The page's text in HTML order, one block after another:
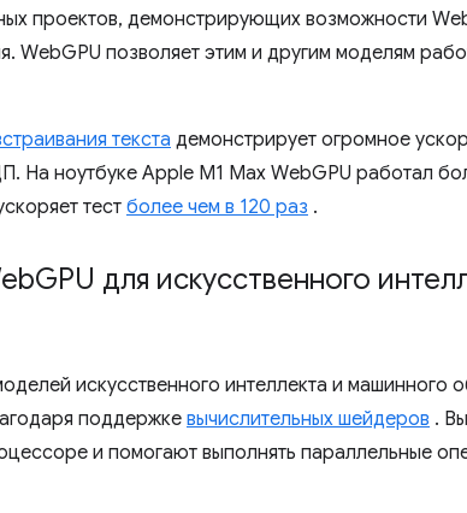
проектов, демонстрирующих возможности
WebGPU позволяет этим и другим моделям
текста демонстрирует огромное
На ноутбуке Apple M1 Max WebGPU работал
тестболее чем в 120 раз .
GPU для искусственного
искусственного интеллекта и машинного
поддержке вычислительных шейдеров .
и помогают выполнять параллельные